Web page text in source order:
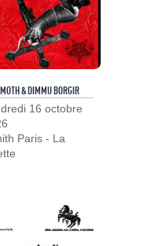
& DIMMU BORGIR
16 octobre
Paris - La